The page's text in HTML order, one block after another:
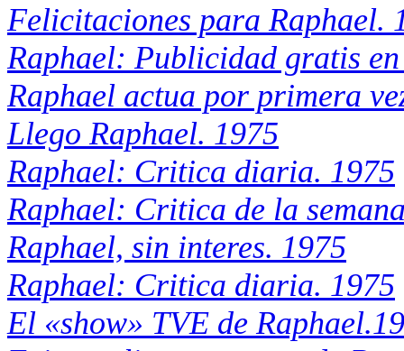
Felicitaciones para Raphael.
Raphael: Publicidad gratis
Raphael actua por primera
Llego Raphael. 1975
Raphael: Critica diaria. 1975
Raphael: Critica de la
Raphael, sin interes. 1975
Raphael: Critica diaria. 1975
El «show» TVE de